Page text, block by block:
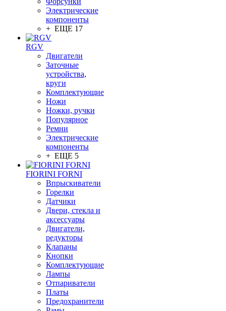
Электрические
компоненты
+ ЕЩЕ 17
RGV
Двигатели
Заточные
устройства,
круги
Комплектующие
Ножи
Ножки, ручки
Популярное
Ремни
Электрические
компоненты
+ ЕЩЕ 5
FIORINI FORNI
Впрыскиватели
Горелки
Датчики
Двери, стекла и
аксессуары
Двигатели,
редукторы
Клапаны
Кнопки
Комплектующие
Лампы
Отпариватели
Платы
Предохранители